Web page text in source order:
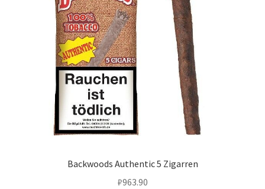
Backwoods Authentic 5 Zigarren
₽963.90